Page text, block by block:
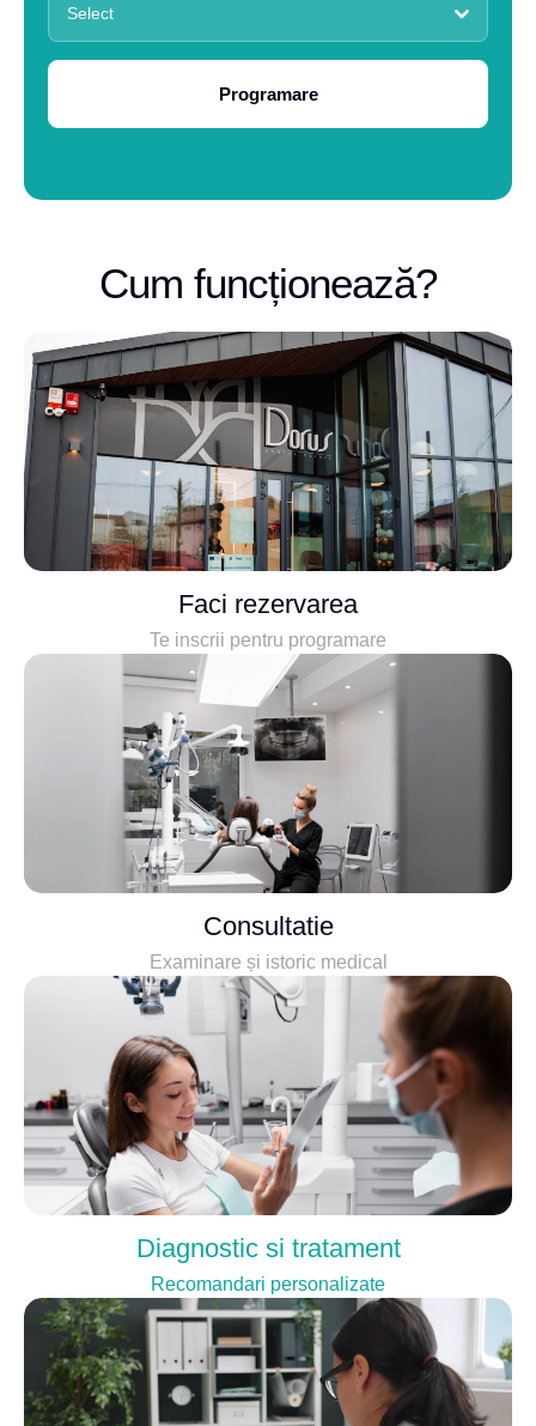
Select
Programare
Cum funcționează?
Faci rezervarea
Te inscrii pentru programare
Consultatie
Examinare și istoric medical
Diagnostic si tratament
Recomandari personalizate